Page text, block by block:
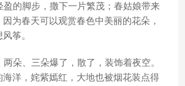
盈的脚步，撒下一片繁茂；春姑娘带来
为春天可以观赏春色中美丽的花朵，
筝。
朵、三朵爆了，散了，装饰着夜空。
洋，姹紫嫣红，大地也被烟花装点得